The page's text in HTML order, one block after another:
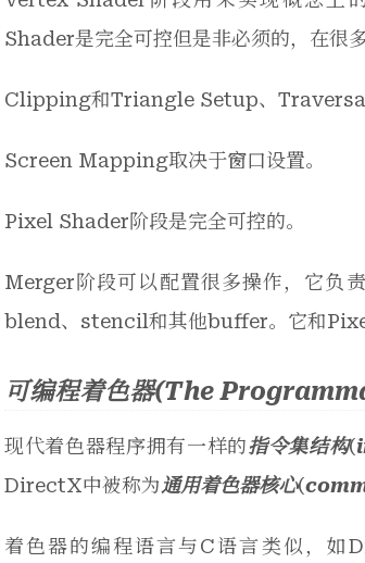
Shader是完全可控但是非必须的，在很
Clipping和Triangle Setup、Traversal
Screen Mapping取决于窗口设置。
Pixel Shader阶段是完全可控的。
Merger阶段可以配置很多操作，它负
blend、stencil和其他buffer。它和Pixel
可编程着色器(The
现代着色器程序拥有一样的指令集结构(
DirectX中被称为通用着色器核心(
着色器的编程语言与C语言类似，如